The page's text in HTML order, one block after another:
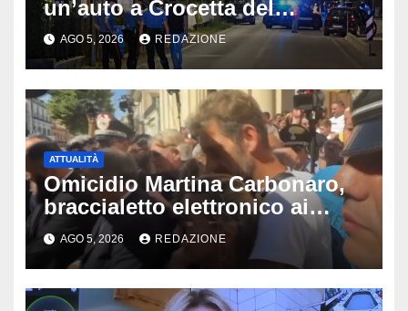
un’auto a Crocetta del
Montello: è gravissimo,
trasportato in elicottero a
Padova
AGO 5, 2026 REDAZIONE
ATTUALITÀ
Omicidio Martina Carbonaro,
braccialetto elettronico ai
genitori della 14enne: non
potranno avvicinarsi alla
famiglia di Alessio Tucci
AGO 5, 2026 REDAZIONE